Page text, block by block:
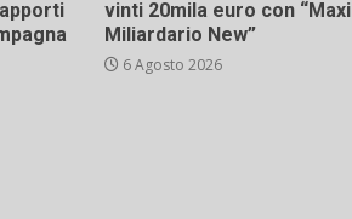
vinti 20mila euro con “Maxi
Miliardario New”
6 Agosto 2026